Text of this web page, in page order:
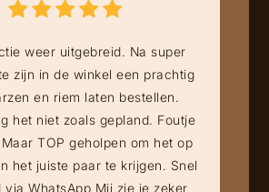
weer uitgebreid. Na super
zijn in de winkel een prachtig
en riem laten bestellen.
het niet zoals gepland. Foutje
TOP geholpen om het op
het juiste paar te krijgen. Snel
via WhatsApp Mij zie je zeker